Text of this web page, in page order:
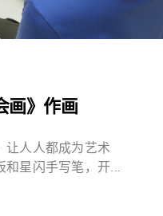
画》作画
让人人都成为艺术
和星闪手写笔，开...